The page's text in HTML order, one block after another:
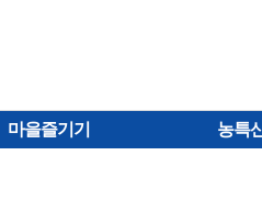
마을즐기기 농특